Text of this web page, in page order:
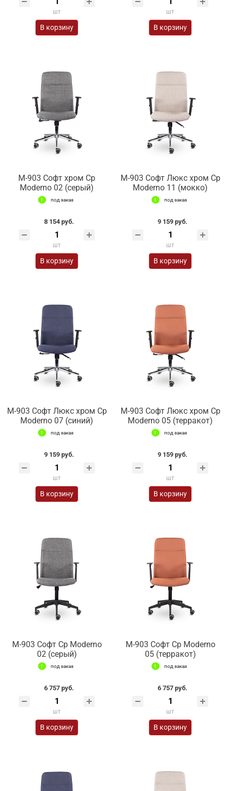
шт
В корзину
шт
В корзину
М-903 Софт хром Ср
Moderno 02 (серый)
под заказ
8 154 руб.
шт
В корзину
М-903 Софт Люкс хром Ср
Moderno 11 (мокко)
под заказ
9 159 руб.
шт
В корзину
М-903 Софт Люкс хром Ср
Moderno 07 (синий)
под заказ
9 159 руб.
шт
В корзину
М-903 Софт Люкс хром Ср
Moderno 05 (терракот)
под заказ
9 159 руб.
шт
В корзину
М-903 Софт Ср Moderno
02 (серый)
под заказ
6 757 руб.
шт
В корзину
М-903 Софт Ср Moderno
05 (терракот)
под заказ
6 757 руб.
шт
В корзину